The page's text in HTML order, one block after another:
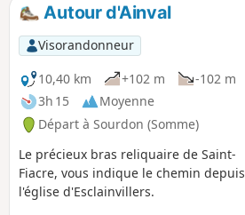
Autour d'Ainval
Visorandonneur
10,40 km
+102 m
-102 m
3h 15
Moyenne
Départ à Sourdon (Somme)
Le précieux bras reliquaire de Saint-
Fiacre, vous indique le chemin depuis
l'église d'Esclainvillers.